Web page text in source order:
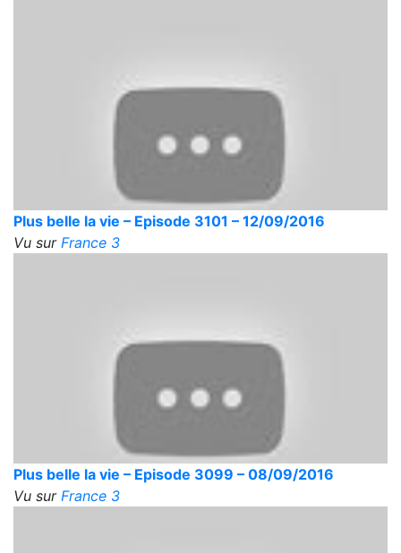
Plus belle la vie – Episode 3101 – 12/09/2016
Vu sur France 3
Plus belle la vie – Episode 3099 – 08/09/2016
Vu sur France 3